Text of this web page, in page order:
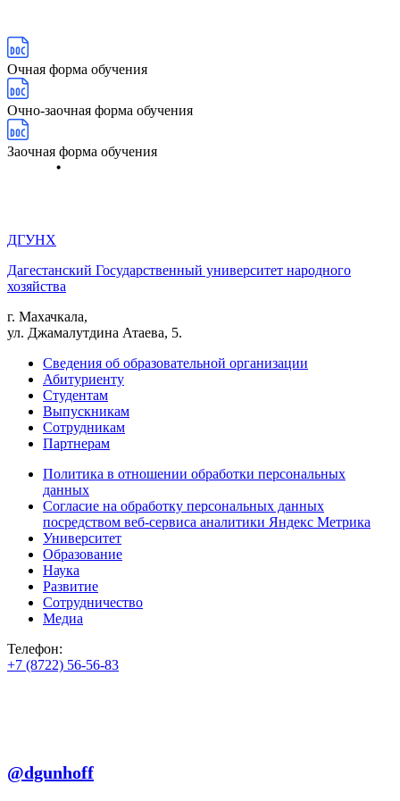
Очная форма обучения
Очно-заочная форма обучения
Заочная форма обучения
ДГУНХ
Дагестанский Государственный университет народного
хозяйства
г. Махачкала,
ул. Джамалутдина Атаева, 5.
Сведения об образовательной организации
Абитуриенту
Студентам
Выпускникам
Сотрудникам
Партнерам
Политика в отношении обработки персональных
данных
Согласие на обработку персональных данных
посредством веб-сервиса аналитики Яндекс Метрика
Университет
Образование
Наука
Развитие
Сотрудничество
Медиа
Телефон:
+7 (8722) 56-56-83
@dgunhoff